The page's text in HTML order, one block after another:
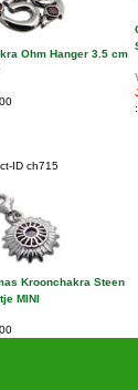
Ohm Hanger 3.5 cm
ID ch715
Kroonchakra Steen
MINI